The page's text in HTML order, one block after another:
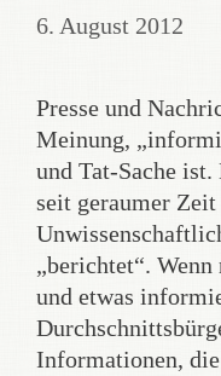
6. August 2012
Presse und
Meinung,
und Tat-Sache
seit geraumer
„berichtet“.
und etwas
Informationen,